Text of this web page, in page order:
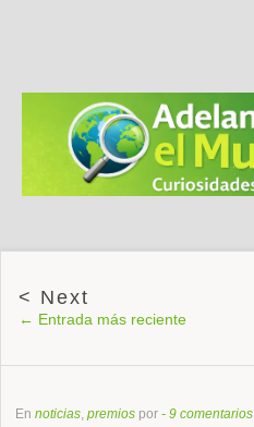
← Entrada más reciente
Ennoticias,premios por- 9 comentarios